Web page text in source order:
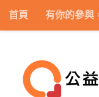
Skip to content
首頁 有你的參與